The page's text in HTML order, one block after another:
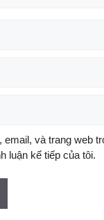
email, và trang web
luận kế tiếp của tôi.